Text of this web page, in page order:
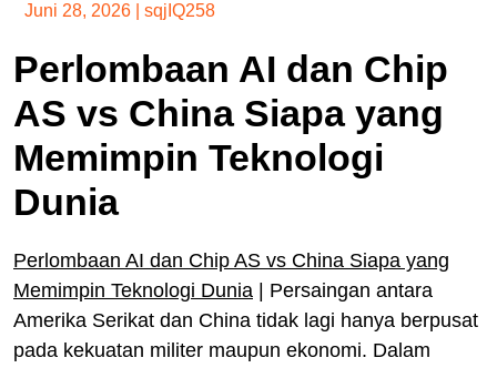
Juni 28, 2026 sqjIQ258
Perlombaan AI dan Chip
AS vs China Siapa yang
Memimpin Teknologi
Dunia
Perlombaan AI dan Chip AS vs China Siapa yang
Memimpin Teknologi Dunia | Persaingan antara
Amerika Serikat dan China tidak lagi hanya berpusat
pada kekuatan militer maupun ekonomi. Dalam